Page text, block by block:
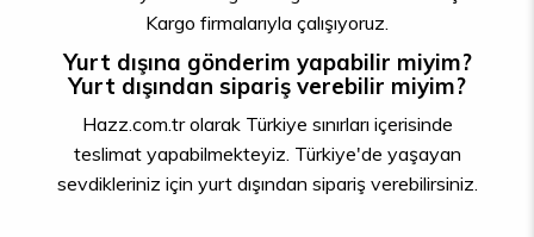
Kargo firmalarıyla çalışıyoruz.
Yurt dışına gönderim yapabilir miyim?
Yurt dışından sipariş verebilir miyim?
Hazz.com.tr olarak Türkiye sınırları içerisinde
teslimat yapabilmekteyiz. Türkiye'de yaşayan
sevdikleriniz için yurt dışından sipariş verebilirsiniz.